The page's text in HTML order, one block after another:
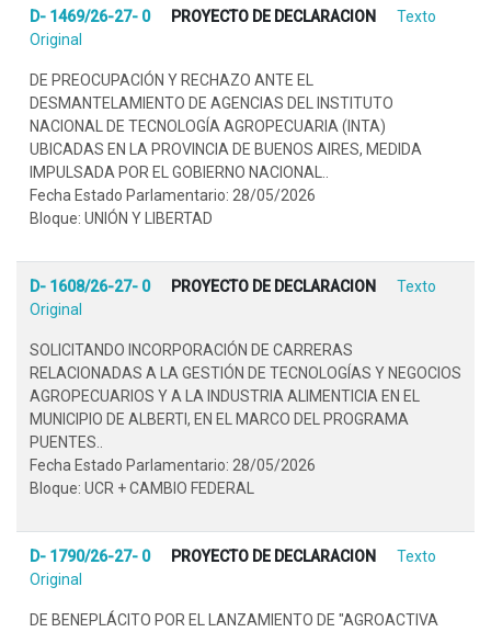
D- 1469/26-27- 0 PROYECTO DE DECLARACION
Texto
Original
DE PREOCUPACIÓN Y RECHAZO ANTE EL
DESMANTELAMIENTO DE AGENCIAS DEL INSTITUTO
NACIONAL DE TECNOLOGÍA AGROPECUARIA (INTA)
UBICADAS EN LA PROVINCIA DE BUENOS AIRES, MEDIDA
IMPULSADA POR EL GOBIERNO NACIONAL..
Fecha Estado Parlamentario: 28/05/2026
Bloque: UNIÓN Y LIBERTAD
D- 1608/26-27- 0 PROYECTO DE DECLARACION
Texto
Original
SOLICITANDO INCORPORACIÓN DE CARRERAS
RELACIONADAS A LA GESTIÓN DE TECNOLOGÍAS Y NEGOCIOS
AGROPECUARIOS Y A LA INDUSTRIA ALIMENTICIA EN EL
MUNICIPIO DE ALBERTI, EN EL MARCO DEL PROGRAMA
PUENTES..
Fecha Estado Parlamentario: 28/05/2026
Bloque: UCR + CAMBIO FEDERAL
D- 1790/26-27- 0 PROYECTO DE DECLARACION
Texto
Original
DE BENEPLÁCITO POR EL LANZAMIENTO DE "AGROACTIVA